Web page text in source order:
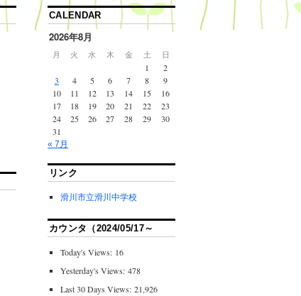
CALENDAR
2026年8月
月 火 水 木 金 土 日
1
2
3
4 5 6 7 8
9
10
11 12 13 14 15
16
17
18 19 20 21 22
23
24
25 26 27 28 29
30
31
« 7月
リンク
滑川市立滑川中学校
カウンタ（2024/05/17～
Today's Views: 16
Yesterday's Views:478
Last 30 Days Views:21,926